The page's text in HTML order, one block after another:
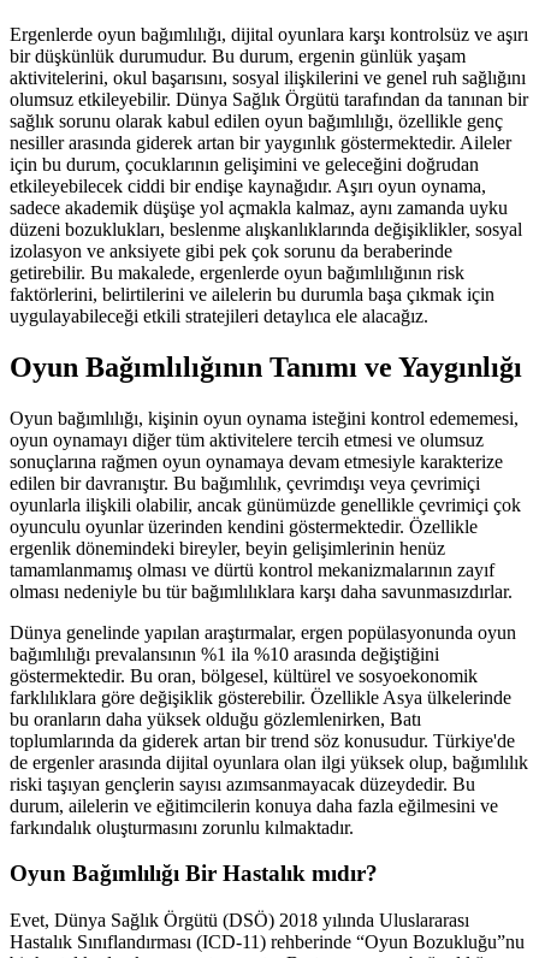
Ergenlerde oyun bağımlılığı, dijital oyunlara karşı kontrolsüz ve aşırı
bir düşkünlük durumudur. Bu durum, ergenin günlük yaşam
aktivitelerini, okul başarısını, sosyal ilişkilerini ve genel ruh sağlığını
olumsuz etkileyebilir. Dünya Sağlık Örgütü tarafından da tanınan bir
sağlık sorunu olarak kabul edilen oyun bağımlılığı, özellikle genç
nesiller arasında giderek artan bir yaygınlık göstermektedir. Aileler
için bu durum, çocuklarının gelişimini ve geleceğini doğrudan
etkileyebilecek ciddi bir endişe kaynağıdır. Aşırı oyun oynama,
sadece akademik düşüşe yol açmakla kalmaz, aynı zamanda uyku
düzeni bozuklukları, beslenme alışkanlıklarında değişiklikler, sosyal
izolasyon ve anksiyete gibi pek çok sorunu da beraberinde
getirebilir. Bu makalede, ergenlerde oyun bağımlılığının risk
faktörlerini, belirtilerini ve ailelerin bu durumla başa çıkmak için
uygulayabileceği etkili stratejileri detaylıca ele alacağız.
Oyun Bağımlılığının Tanımı ve Yaygınlığı
Oyun bağımlılığı, kişinin oyun oynama isteğini kontrol edememesi,
oyun oynamayı diğer tüm aktivitelere tercih etmesi ve olumsuz
sonuçlarına rağmen oyun oynamaya devam etmesiyle karakterize
edilen bir davranıştır. Bu bağımlılık, çevrimdışı veya çevrimiçi
oyunlarla ilişkili olabilir, ancak günümüzde genellikle çevrimiçi çok
oyunculu oyunlar üzerinden kendini göstermektedir. Özellikle
ergenlik dönemindeki bireyler, beyin gelişimlerinin henüz
tamamlanmamış olması ve dürtü kontrol mekanizmalarının zayıf
olması nedeniyle bu tür bağımlılıklara karşı daha savunmasızdırlar.
Dünya genelinde yapılan araştırmalar, ergen popülasyonunda oyun
bağımlılığı prevalansının %1 ila %10 arasında değiştiğini
göstermektedir. Bu oran, bölgesel, kültürel ve sosyoekonomik
farklılıklara göre değişiklik gösterebilir. Özellikle Asya ülkelerinde
bu oranların daha yüksek olduğu gözlemlenirken, Batı
toplumlarında da giderek artan bir trend söz konusudur. Türkiye'de
de ergenler arasında dijital oyunlara olan ilgi yüksek olup, bağımlılık
riski taşıyan gençlerin sayısı azımsanmayacak düzeydedir. Bu
durum, ailelerin ve eğitimcilerin konuya daha fazla eğilmesini ve
farkındalık oluşturmasını zorunlu kılmaktadır.
Oyun Bağımlılığı Bir Hastalık mıdır?
Evet, Dünya Sağlık Örgütü (DSÖ) 2018 yılında Uluslararası
Hastalık Sınıflandırması (ICD-11) rehberinde “Oyun Bozukluğu”nu